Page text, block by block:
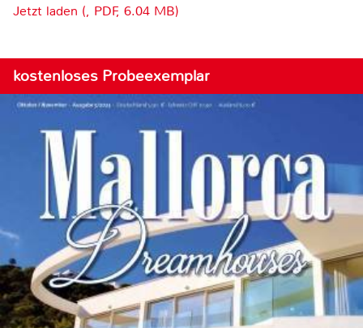
Jetzt laden (, PDF, 6.04 MB)
kostenloses Probeexemplar